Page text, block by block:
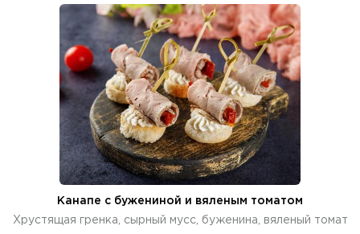
Канапе с бужениной и вяленым томатом
Хрустящая гренка, сырный мусс, буженина, вяленый томат